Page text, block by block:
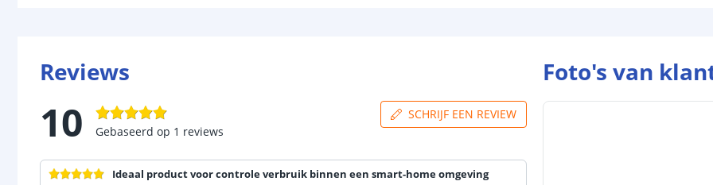
Reviews
10 Gebaseerd op 1 reviews
SCHRIJF EEN REVIEW
Ideaal product voor controle verbruik binnen een smart-home omgeving
Foto's van